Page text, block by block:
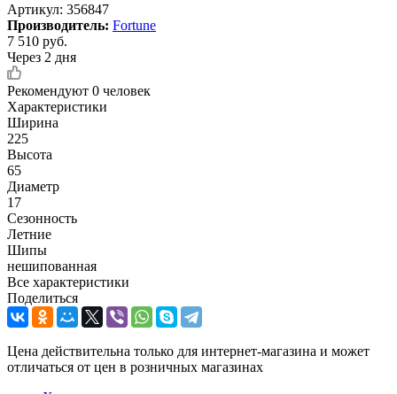
Артикул: 356847
Производитель: Fortune
7 510 руб.
Через 2 дня
Рекомендуют 0 человек
Характеристики
Ширина
225
Высота
65
Диаметр
17
Сезонность
Летние
Шипы
нешипованная
Все характеристики
Поделиться
Цена действительна только для интернет-магазина и может
отличаться от цен в розничных магазинах